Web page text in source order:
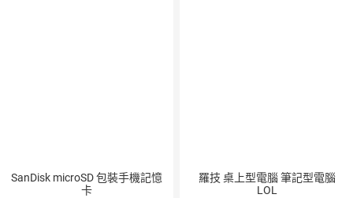
SanDisk microSD 包裝手機記憶
卡
羅技 桌上型電腦 筆記型電腦
LOL